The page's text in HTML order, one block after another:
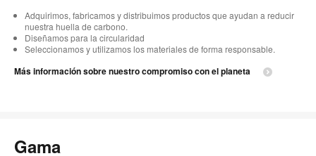
Adquirimos, fabricamos y distribuimos productos que ayudan a reducir
nuestra huella de carbono.
Diseñamos para la circularidad
Seleccionamos y utilizamos los materiales de forma responsable.
Más información sobre nuestro compromiso con el planeta
Gama